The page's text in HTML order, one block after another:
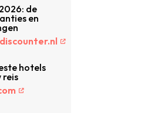
de
en
hotels
reis